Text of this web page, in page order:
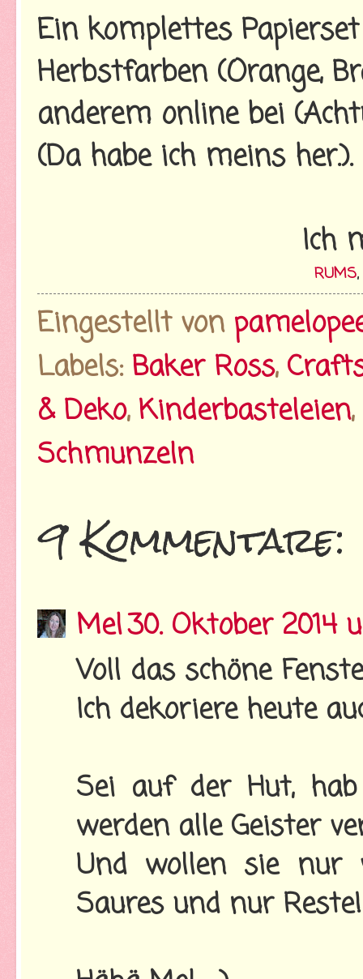
Ein komplettes
Herbstfarben (Orange,
anderem online bei
(Da habe ich meins her.).
Ich
RUMS,
Eingestellt von
Labels: Baker Ross,
& Deko, Kinderbasteleien,
Schmunzeln
9 Kommentare:
Mel30. Oktober 2014
Voll das schöne
Ich dekoriere heute
Sei auf der Hut,
werden alle Geister
Und wollen sie nur
Saures und nur Reste!